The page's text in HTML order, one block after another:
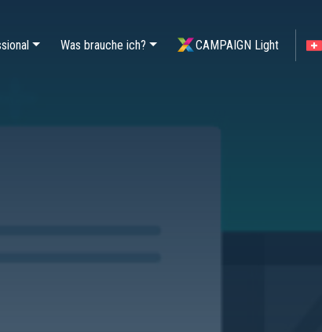
Was brauche ich? CAMPAIGN Light